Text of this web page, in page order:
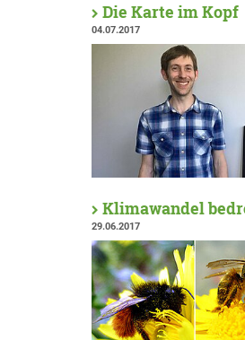
Die Karte im Kopf
04.07.2017
Klimawandel
29.06.2017